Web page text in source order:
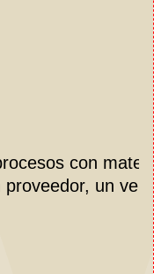
con
un